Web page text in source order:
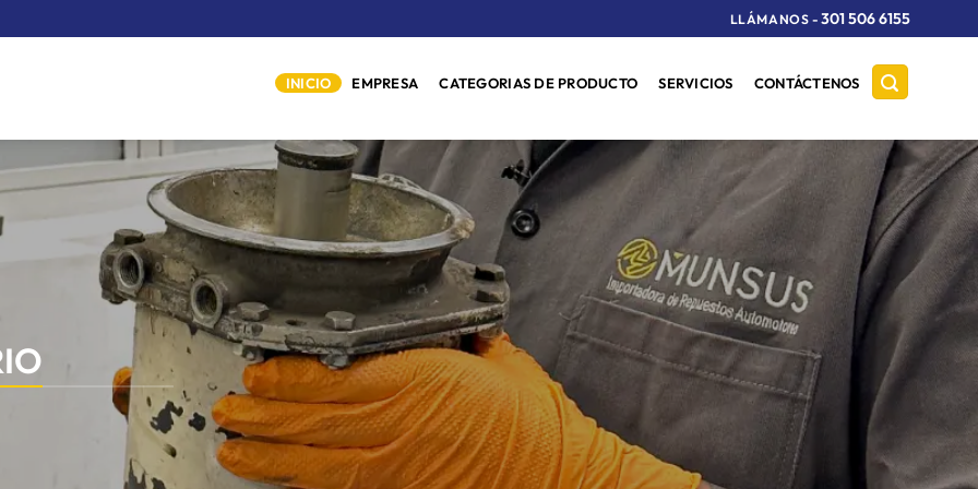
LLÁMANOS - 301 506 6155
INICIO EMPRESA CATEGORIAS DE PRODUCTO SERVICIOS CONTÁCTENOS